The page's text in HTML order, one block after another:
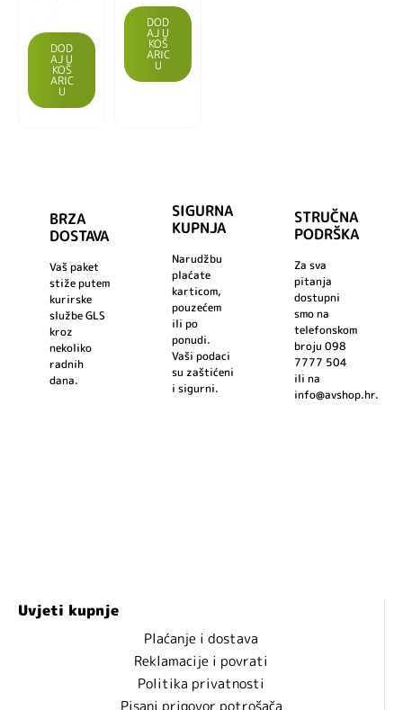
DOD
AJ U
KOŠ
ARIC
U
DOD
AJ U
KOŠ
ARIC
U
BRZA
DOSTAVA
Vaš paket
stiže putem
kurirske
službe GLS
kroz
nekoliko
radnih
dana.
SIGURNA
KUPNJA
Narudžbu
plaćate
karticom,
pouzećem
ili po
ponudi.
Vaši podaci
su zaštićeni
i sigurni.
STRUČNA
PODRŠKA
Za sva
pitanja
dostupni
smo na
telefonskom
broju 098
7777 504
ili na
info@avshop.hr.
Uvjeti kupnje
Plaćanje i dostava
Reklamacije i povrati
Politika privatnosti
Pisani prigovor potrošača